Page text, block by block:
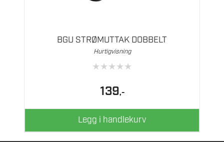
BGU STRØMUTTAK DOBBELT
Hurtigvisning
★★★★★
139,-
Legg i handlekurv